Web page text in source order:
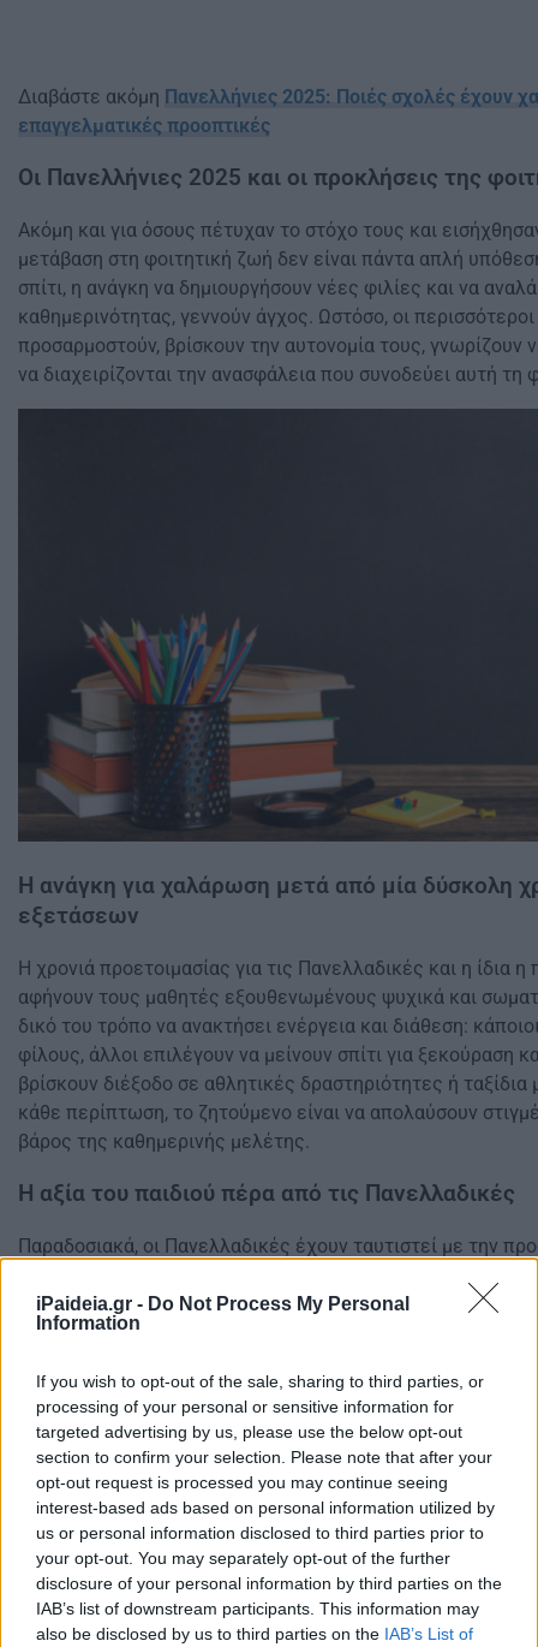
iPaideia.gr - Do Not Process My Personal
Information
If you wish to opt-out of the sale, sharing to third parties, or
processing of your personal or sensitive information for
targeted advertising by us, please use the below opt-out
section to confirm your selection. Please note that after your
opt-out request is processed you may continue seeing
interest-based ads based on personal information utilized by
us or personal information disclosed to third parties prior to
your opt-out. You may separately opt-out of the further
disclosure of your personal information by third parties on the
IAB’s list of downstream participants. This information may
also be disclosed by us to third parties on the IAB’s List of
Διαβάστε ακόμη Πανελλήνιες 2025: Ποιές σχολές έχουν
επαγγελματικές προοπτικές
Οι Πανελλήνιες 2025 και οι προκλήσεις της
Ακόμη και για όσους πέτυχαν το στόχο τους και
μετάβαση στη φοιτητική ζωή δεν είναι πάντα απλή
σπίτι, η ανάγκη να δημιουργήσουν νέες φιλίες και να
καθημερινότητας, γεννούν άγχος. Ωστόσο, οι
προσαρμοστούν, βρίσκουν την αυτονομία τους, γνωρίζουν
να διαχειρίζονται την ανασφάλεια που συνοδεύει αυτή
Η ανάγκη για χαλάρωση μετά από μία δύσκολη
εξετάσεων
Η χρονιά προετοιμασίας για τις Πανελλαδικές και η ίδια
αφήνουν τους μαθητές εξουθενωμένους ψυχικά και
δικό του τρόπο να ανακτήσει ενέργεια και διάθεση:
φίλους, άλλοι επιλέγουν να μείνουν σπίτι για ξεκούραση
βρίσκουν διέξοδο σε αθλητικές δραστηριότητες ή ταξίδια
κάθε περίπτωση, το ζητούμενο είναι να απολαύσουν
βάρος της καθημερινής μελέτης.
Η αξία του παιδιού πέρα από τις Πανελλαδικές
Παραδοσιακά, οι Πανελλαδικές έχουν ταυτιστεί με την
δυνατότητες.
Οι νέοι έχουν πρόσβαση σε πλήθος επιλογών σπουδών,
εξωτερικό, ενώ πολλές φορές οι επαγγελματικές
σχετίζονται καν με το πτυχίο τους.
Η μη επιτυχία στις εξετάσεις δεν μειώνει την αξία του
αποτελέσει αφορμή για ανασυγκρότηση, απολογισμό και
σημαντικότερο είναι ότι κάθε παιδί πάλεψε και
μειώσει κανένα αποτέλεσμα.
Δείτε εδώΠανελλήνιες 2025: Πώς επηρέασαν οι βάσεις